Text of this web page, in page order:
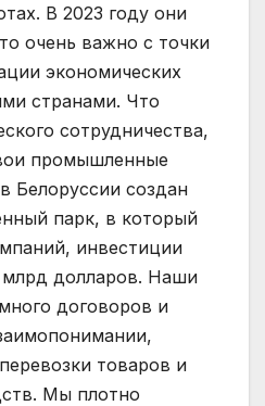
В 2023 году они
очень важно с точки
экономических
странами. Что
сотрудничества,
промышленные
Белоруссии создан
парк, в который
инвестиции
долларов. Наши
договоров и
товаров и
Мы плотно